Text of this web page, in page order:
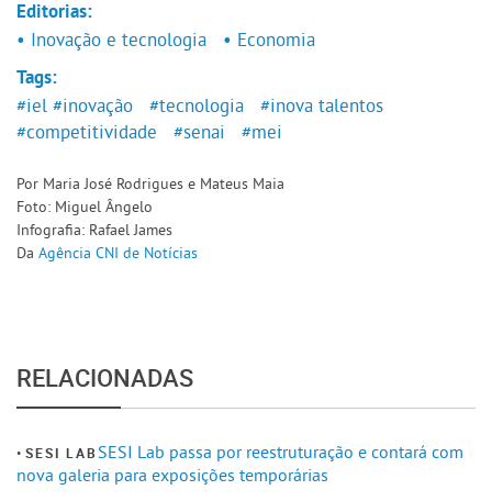
Editorias:
• Inovação e tecnologia
• Economia
Tags:
#iel #inovação #tecnologia
#inova talentos
#competitividade
#senai #mei
Por Maria José Rodrigues e Mateus Maia
Foto: Miguel Ângelo
Infografia: Rafael James
Da Agência CNI de Notícias
RELACIONADAS
SESI LAB SESI Lab passa por reestruturação e contará com
nova galeria para exposições temporárias